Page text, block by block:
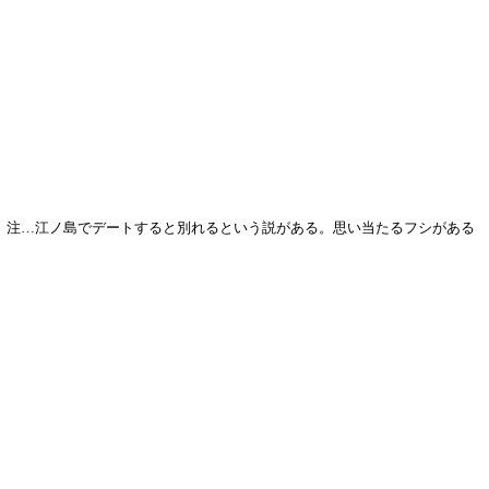
…江ノ島でデートすると別れるという説がある。思い当たるフシがある